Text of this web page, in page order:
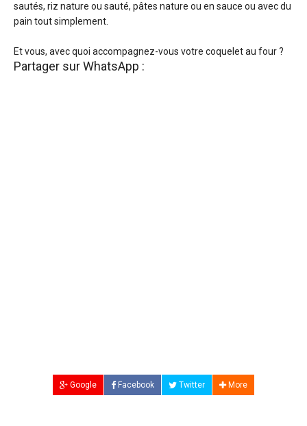
sautés, riz nature ou sauté, pâtes nature ou en sauce ou avec du
pain tout simplement.
Et vous, avec quoi accompagnez-vous votre coquelet au four ?
Partager sur WhatsApp :
Google Facebook Twitter More